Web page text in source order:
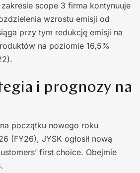
scope 3 firma kontynuuje
wzrostu emisji od
przy tym redukcję emisji na
na poziomie 16,5%
i prognozy na
początku nowego roku
(FY26), JYSK ogłosił nową
first choice. Obejmie